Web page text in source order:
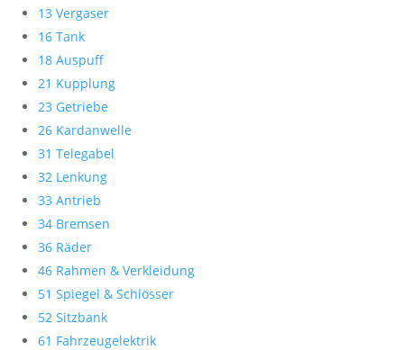
13 Vergaser
16 Tank
18 Auspuff
21 Kupplung
23 Getriebe
26 Kardanwelle
31 Telegabel
32 Lenkung
33 Antrieb
34 Bremsen
36 Räder
46 Rahmen & Verkleidung
51 Spiegel & Schlösser
52 Sitzbank
61 Fahrzeugelektrik